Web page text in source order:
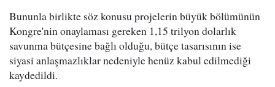
Bununla birlikte söz konusu projelerin büyük bölümünün
Kongre'nin onaylaması gereken 1,15 trilyon dolarlık
savunma bütçesine bağlı olduğu, bütçe tasarısının ise
siyasi anlaşmazlıklar nedeniyle henüz kabul edilmediği
kaydedildi.